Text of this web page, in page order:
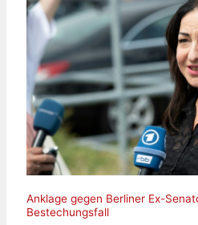
Anklage gegen Berliner Ex-
Bestechungsfall